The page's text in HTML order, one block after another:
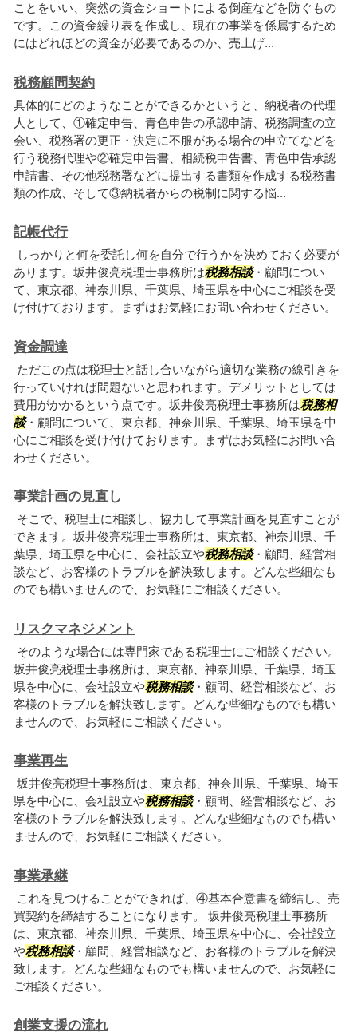
ことをいい、突然の資金ショートによる倒産などを防ぐもの
です。この資金繰り表を作成し、現在の事業を係属するため
にはどれほどの資金が必要であるのか、売上げ...
税務顧問契約
具体的にどのようなことができるかというと、納税者の代理
人として、①確定申告、青色申告の承認申請、税務調査の立
会い、税務署の更正・決定に不服がある場合の申立てなどを
行う税務代理や②確定申告書、相続税申告書、青色申告承認
申請書、その他税務署などに提出する書類を作成する税務書
類の作成、そして③納税者からの税制に関する悩...
記帳代行
しっかりと何を委託し何を自分で行うかを決めておく必要が
あります。坂井俊亮税理士事務所は税務相談・顧問につい
て、東京都、神奈川県、千葉県、埼玉県を中心にご相談を受
け付けております。まずはお気軽にお問い合わせください。
資金調達
ただこの点は税理士と話し合いながら適切な業務の線引きを
行っていければ問題ないと思われます。デメリットとしては
費用がかかるという点です。坂井俊亮税理士事務所は税務相
談・顧問について、東京都、神奈川県、千葉県、埼玉県を中
心にご相談を受け付けております。まずはお気軽にお問い合
わせください。
事業計画の見直し
そこで、税理士に相談し、協力して事業計画を見直すことが
できます。坂井俊亮税理士事務所は、東京都、神奈川県、千
葉県、埼玉県を中心に、会社設立や税務相談・顧問、経営相
談など、お客様のトラブルを解決致します。どんな些細なも
のでも構いませんので、お気軽にご相談ください。
リスクマネジメント
そのような場合には専門家である税理士にご相談ください。
坂井俊亮税理士事務所は、東京都、神奈川県、千葉県、埼玉
県を中心に、会社設立や税務相談・顧問、経営相談など、お
客様のトラブルを解決致します。どんな些細なものでも構い
ませんので、お気軽にご相談ください。
事業再生
坂井俊亮税理士事務所は、東京都、神奈川県、千葉県、埼玉
県を中心に、会社設立や税務相談・顧問、経営相談など、お
客様のトラブルを解決致します。どんな些細なものでも構い
ませんので、お気軽にご相談ください。
事業承継
これを見つけることができれば、④基本合意書を締結し、売
買契約を締結することになります。 坂井俊亮税理士事務所
は、東京都、神奈川県、千葉県、埼玉県を中心に、会社設立
や税務相談・顧問、経営相談など、お客様のトラブルを解決
致します。どんな些細なものでも構いませんので、お気軽に
ご相談ください。
創業支援の流れ